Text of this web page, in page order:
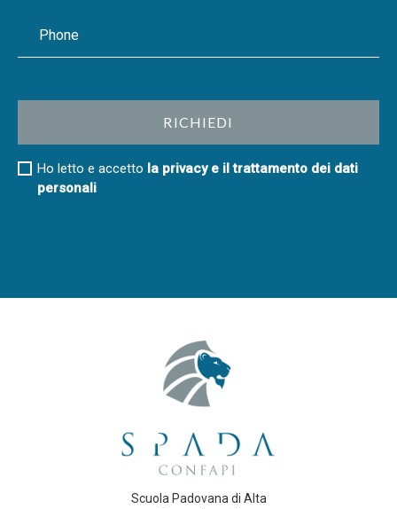
Ho letto e accetto la privacy e il trattamento dei dati
personali
Scuola Padovana di Alta